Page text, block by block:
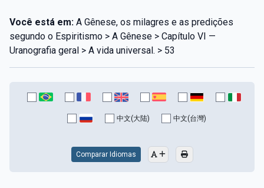
Você está em: A Gênese, os milagres e as predições
segundo o Espiritismo > A Gênese > Capítulo VI —
Uranografia geral > A vida universal. > 53
中文(大陆) 中文(台灣)
Comparar Idiomas